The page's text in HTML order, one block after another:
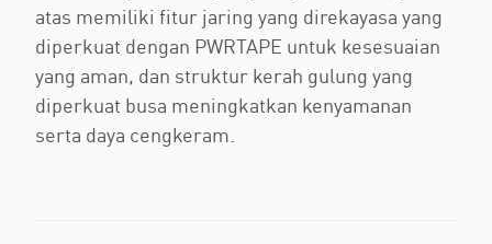
atas memiliki fitur jaring yang direkayasa yang
diperkuat dengan PWRTAPE untuk kesesuaian
yang aman, dan struktur kerah gulung yang
diperkuat busa meningkatkan kenyamanan
serta daya cengkeram.